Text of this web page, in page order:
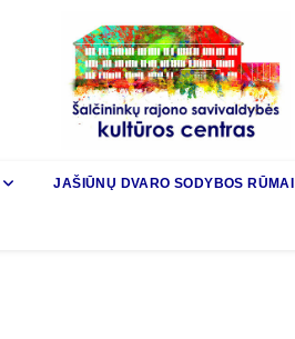
JAŠIŪNŲ DVARO SODYBOS RŪMAI